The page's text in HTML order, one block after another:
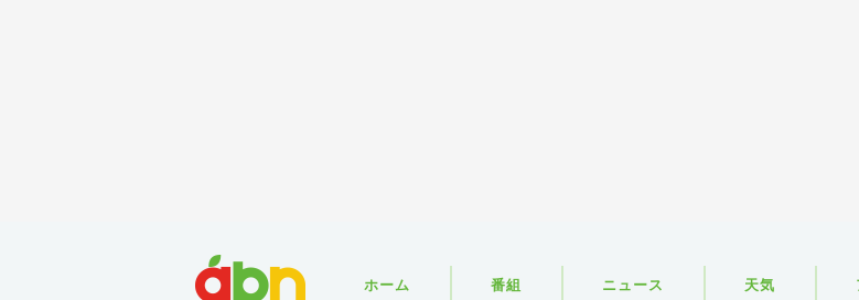
ホーム 番組 ニュース 天気